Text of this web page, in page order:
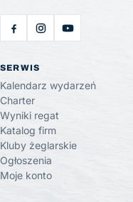
SERWIS
Kalendarz wydarzeń
Charter
Wyniki regat
Katalog firm
Kluby żeglarskie
Ogłoszenia
Moje konto